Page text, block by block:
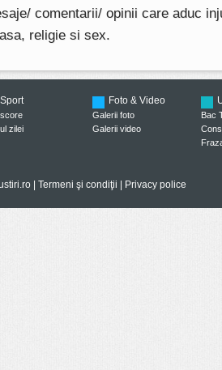
comentarii/ opinii care aduc
religie si sex.
Sport
zilei
Foto & Video
Galerii foto
Galerii video
Bac
| Termeni şi condiţii Privacy police